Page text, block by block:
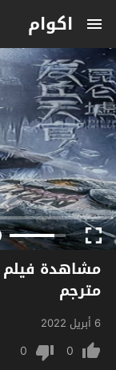
اكوام
مترجم
6 أبريل 2022
0
0